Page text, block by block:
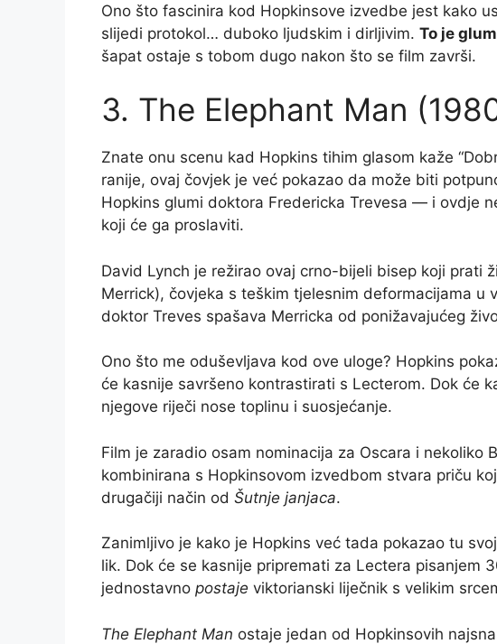
Ono što fascinira kod Hopkinsove izvedbe jest kako
slijedi protokol… duboko ljudskim i dirljivim. To je
šapat ostaje s tobom dugo nakon što se film završi.
3. The Elephant Man
Znate onu scenu kad Hopkins tihim glasom kaže
ranije, ovaj čovjek je već pokazao da može biti
Hopkins glumi doktora Fredericka Trevesa — i ovdje
koji će ga proslaviti.
David Lynch je režirao ovaj crno-bijeli bisер koji prati
Merrick), čovjeka s teškim tjelesnim deformacijama u
doktor Treves spašava Merricka od ponižavajućeg
Ono što me oduševljava kod ove uloge? Hopkins
će kasnije savršeno kontrastirati s Lecterom. Dok će
njegove riječi nose toplinu i suosjećanje.
Film je zaradio osam nominacija za Oscara i nekoliko
kombinirana s Hopkinsovom izvedbom stvara priču
drugačiji način od Šutnje janjaca.
Zanimljivo je kako je Hopkins već tada pokazao tu
lik. Dok će se kasnije pripremati za Lectera pisanjem
jednostavno postaje viktorianski liječnik s velikim
The Elephant Man ostaje jedan od Hopkinsovih